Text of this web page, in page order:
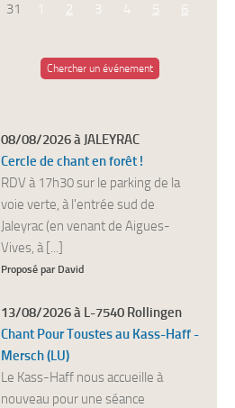
31
1 2 3 4 5 6
Chercher un événement
08/08/2026 à JALEYRAC
Cercle de chant en forêt !
RDV à 17h30 sur le parking de la
voie verte, à l'entrée sud de
Jaleyrac (en venant de Aigues-
Vives, à [...]
Proposé par David
13/08/2026 à L-7540 Rollingen
Chant Pour Toustes au Kass-Haff -
Mersch (LU)
Le Kass-Haff nous accueille à
nouveau pour une séance